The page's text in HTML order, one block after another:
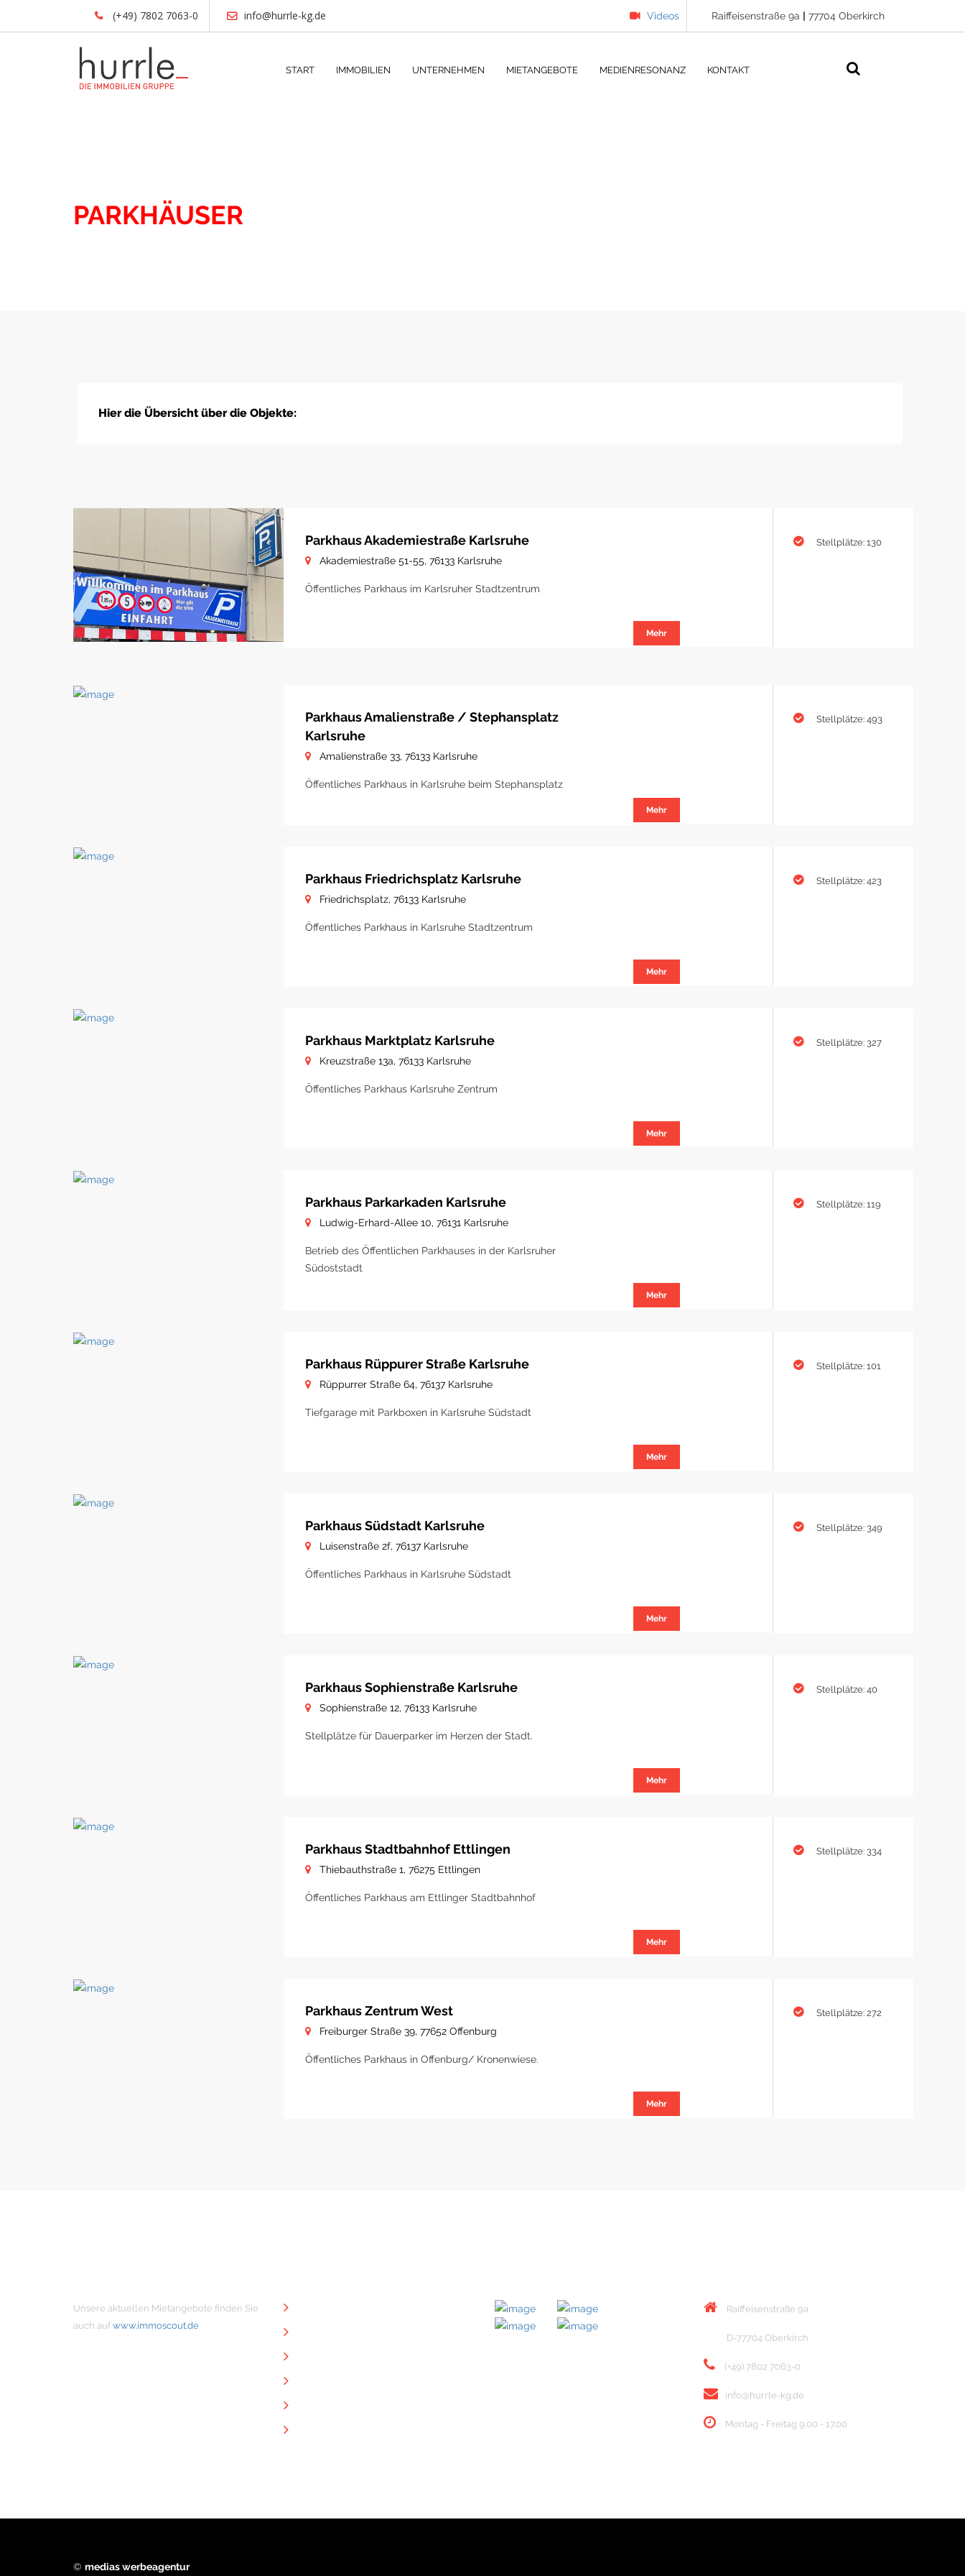
(+49) 7802 7063-0 info@hurrle-kg.de Videos Raiffeisenstraße 9a | 77704 Oberkirch
START IMMOBILIEN UNTERNEHMEN MIETANGEBOTE MEDIENRESONANZ KONTAKT
PARKHÄUSER
Hier die Übersicht über die Objekte:
Parkhaus Akademiestraße Karlsruhe
Akademiestraße 51-55, 76133 Karlsruhe
Öffentliches Parkhaus im Karlsruher Stadtzentrum
Mehr
Stellplätze: 130
Parkhaus Amalienstraße / Stephansplatz
Karlsruhe
Amalienstraße 33, 76133 Karlsruhe
Öffentliches Parkhaus in Karlsruhe beim Stephansplatz
Mehr
Stellplätze: 493
Parkhaus Friedrichsplatz Karlsruhe
Friedrichsplatz, 76133 Karlsruhe
Öffentliches Parkhaus in Karlsruhe Stadtzentrum
Mehr
Stellplätze: 423
Parkhaus Marktplatz Karlsruhe
Kreuzstraße 13a, 76133 Karlsruhe
Öffentliches Parkhaus Karlsruhe Zentrum
Mehr
Stellplätze: 327
Parkhaus Parkarkaden Karlsruhe
Ludwig-Erhard-Allee 10, 76131 Karlsruhe
Betrieb des Öffentlichen Parkhauses in der Karlsruher
Südoststadt
Mehr
Stellplätze: 119
Parkhaus Rüppurer Straße Karlsruhe
Rüppurrer Straße 64, 76137 Karlsruhe
Tiefgarage mit Parkboxen in Karlsruhe Südstadt
Mehr
Stellplätze: 101
Parkhaus Südstadt Karlsruhe
Luisenstraße 2f, 76137 Karlsruhe
Öffentliches Parkhaus in Karlsruhe Südstadt
Mehr
Stellplätze: 349
Parkhaus Sophienstraße Karlsruhe
Sophienstraße 12, 76133 Karlsruhe
Stellplätze für Dauerparker im Herzen der Stadt.
Mehr
Stellplätze: 40
Parkhaus Stadtbahnhof Ettlingen
Thiebauthstraße 1, 76275 Ettlingen
Öffentliches Parkhaus am Ettlinger Stadtbahnhof
Mehr
Stellplätze: 334
Parkhaus Zentrum West
Freiburger Straße 39, 77652 Offenburg
Öffentliches Parkhaus in Offenburg/ Kronenwiese.
Mehr
Stellplätze: 272
Unsere aktuellen Mietangebote finden Sie
auch auf www.immoscout.de
Raiffeisenstraße 9a
D-77704 Oberkirch
(+49) 7802 7063-0
info@hurrle-kg.de
Montag - Freitag 9.00 - 17.00
© medias werbeagentur